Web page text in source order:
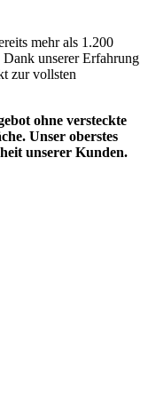
mehr als 1.200
unserer Erfahrung
zur vollsten
ohne versteckte
Unser oberstes
unserer Kunden.